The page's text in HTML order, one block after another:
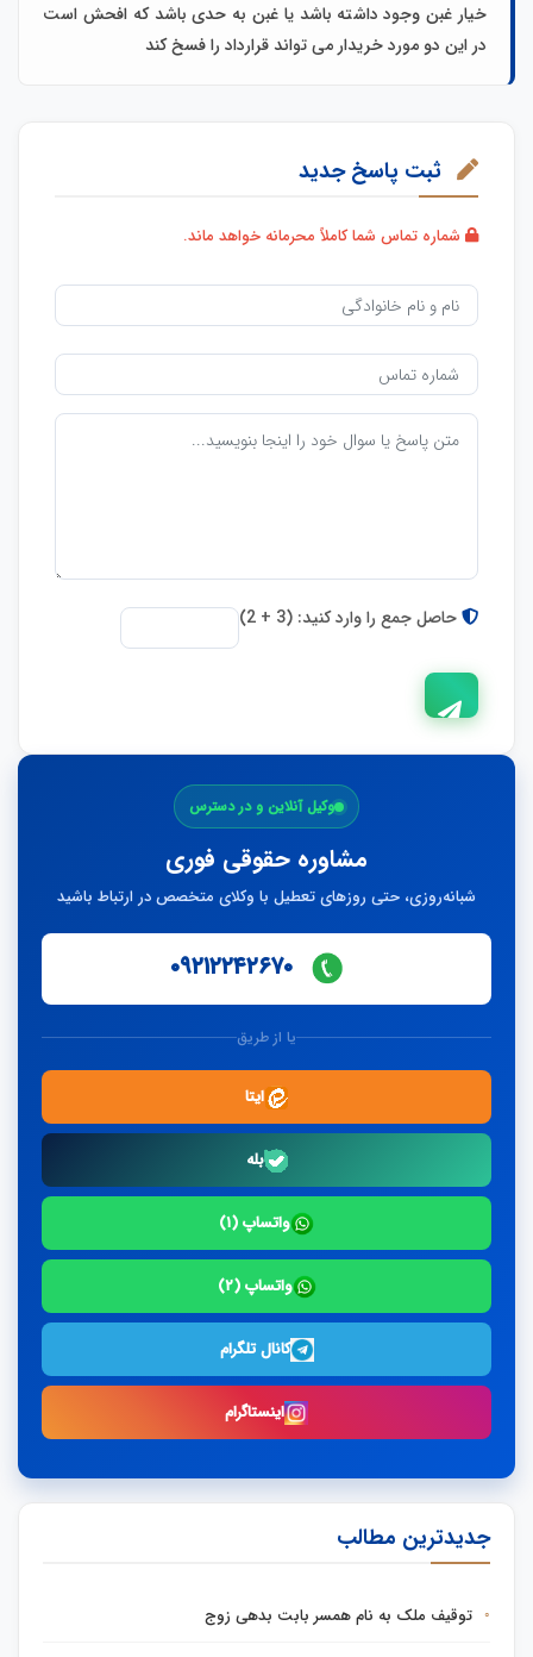
خیار غبن وجود داشته باشد یا غبن به حدی باشد که افحش است
در این دو مورد خریدار می تواند قرارداد را فسخ کند
ثبت پاسخ جدید
شماره تماس شما کاملاً محرمانه خواهد ماند.
حاصل جمع را وارد کنید: (3 + 2)
وکیل آنلاین و در دسترس
مشاوره حقوقی فوری
شبانه‌روزی، حتی روزهای تعطیل با وکلای متخصص در ارتباط باشید
۰۹۲۱۲۲۴۲۶۷۰
یا از طریق
ایتا
بله
واتساپ (۱)
واتساپ (۲)
کانال تلگرام
اینستاگرام
جدیدترین مطالب
توقیف ملک به نام همسر بابت بدهی زوج